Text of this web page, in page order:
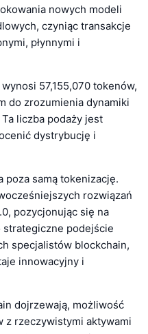
nowych modeli
czyniąc transakcje
płynnymi i
57,155,070 tokenów,
do zrozumienia dynamiki
liczba podaży jest
dystrybucję i
poza samą tokenizację.
rozwiązań
pozycjonując się na
podejście
specjalistów blockchain,
innowacyjny i
dojrzewają, możliwość
z rzeczywistymi aktywami